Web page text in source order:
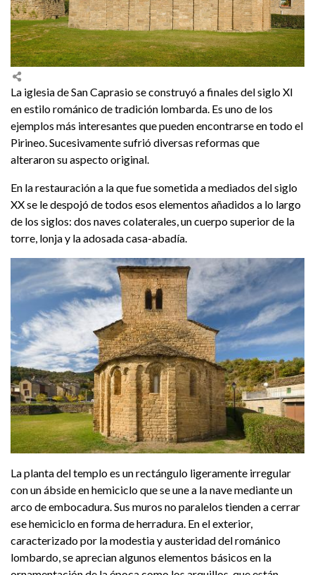
La iglesia de San Caprasio se construyó a finales del siglo XI
en estilo románico de tradición lombarda. Es uno de los
ejemplos más interesantes que pueden encontrarse en todo el
Pirineo. Sucesivamente sufrió diversas reformas que
alteraron su aspecto original.
En la restauración a la que fue sometida a mediados del siglo
XX se le despojó de todos esos elementos añadidos a lo largo
de los siglos: dos naves colaterales, un cuerpo superior de la
torre, lonja y la adosada casa-abadía.
La planta del templo es un rectángulo ligeramente irregular
con un ábside en hemiciclo que se une a la nave mediante un
arco de embocadura. Sus muros no paralelos tienden a cerrar
ese hemiciclo en forma de herradura. En el exterior,
caracterizado por la modestia y austeridad del románico
lombardo, se aprecian algunos elementos básicos en la